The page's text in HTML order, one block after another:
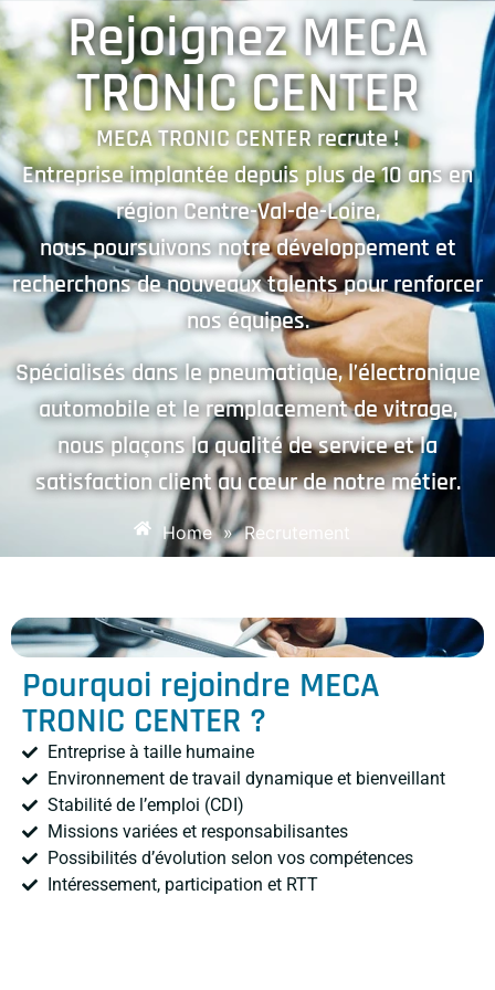
Rejoignez MECA
TRONIC CENTER
MECA TRONIC CENTER recrute !
Entreprise implantée depuis plus de 10 ans en
région Centre-Val-de-Loire,
nous poursuivons notre développement et
recherchons de nouveaux talents pour renforcer
nos équipes.
Spécialisés dans le pneumatique, l’électronique
automobile et le remplacement de vitrage,
nous plaçons la qualité de service et la
satisfaction client au cœur de notre métier.
Home » Recrutement
Pourquoi rejoindre MECA
TRONIC CENTER ?
Entreprise à taille humaine
Environnement de travail dynamique et bienveillant
Stabilité de l’emploi (CDI)
Missions variées et responsabilisantes
Possibilités d’évolution selon vos compétences
Intéressement, participation et RTT